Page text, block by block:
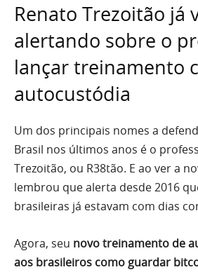
Renato Trezoitão já
alertando sobre o
lançar treinamento
autocustódia
Um dos principais nomes a
Brasil nos últimos anos é o
Trezoitão, ou R38tão. E ao ver a
lembrou que alerta desde 2016
brasileiras já estavam com dias
Agora, seu novo treinamento de
aos brasileiros como guardar